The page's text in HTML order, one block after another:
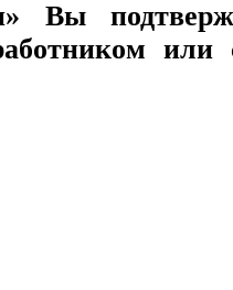
Вы
или